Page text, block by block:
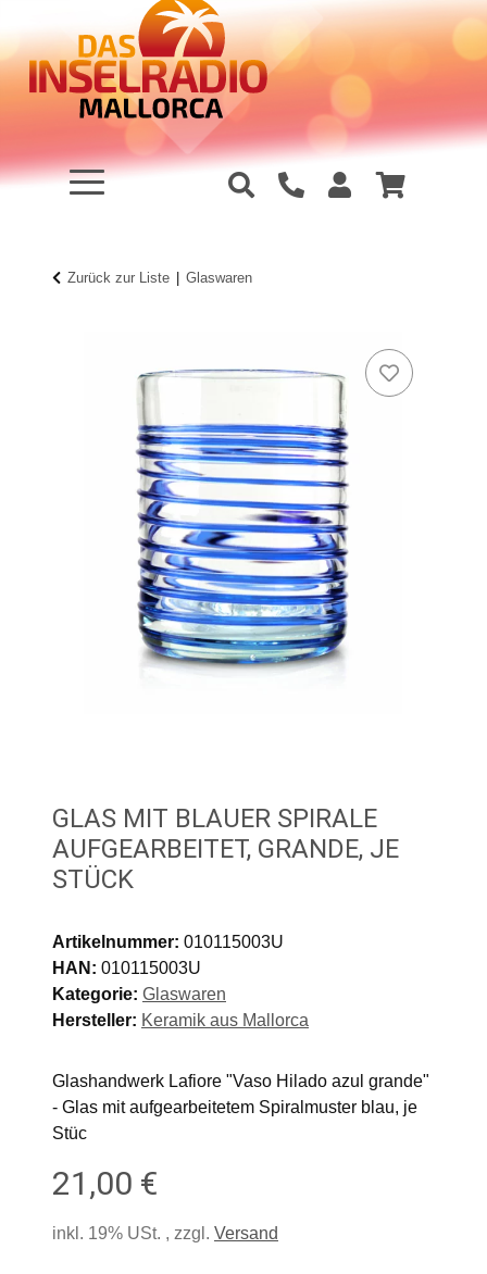
Zurück zur Liste Glaswaren
GLAS MIT BLAUER SPIRALE
AUFGEARBEITET, GRANDE, JE
STÜCK
Artikelnummer: 010115003U
HAN: 010115003U
Kategorie: Glaswaren
Hersteller: Keramik aus Mallorca
Glashandwerk Lafiore "Vaso Hilado azul grande"
- Glas mit aufgearbeitetem Spiralmuster blau, je
Stüc
21,00 €
inkl. 19% USt. , zzgl. Versand